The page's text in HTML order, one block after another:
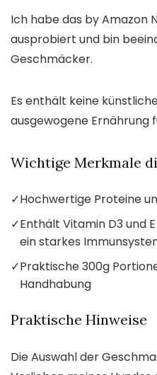
Ich habe das by Amazon
ausprobiert und bin
Geschmäcker.
Es enthält keine
ausgewogene Ernährung
Wichtige Merkmale
✓Hochwertige Proteine
✓Enthält Vitamin D3 und
ein starkes
✓Praktische 300g
Handhabung
Praktische Hinweise
Die Auswahl der